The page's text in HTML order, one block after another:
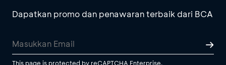
Dapatkan promo dan penawaran terbaik dari BCA
This page is protected by reCAPTCHA Enterprise.